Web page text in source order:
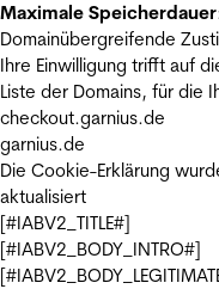
Maximale Speicherdauer
Domainübergreifende
Ihre Einwilligung trifft auf
Liste der Domains, für die
checkout.garnius.de
garnius.de
Die Cookie-Erklärung
aktualisiert
[#IABV2_TITLE#]
[#IABV2_BODY_INTRO#]